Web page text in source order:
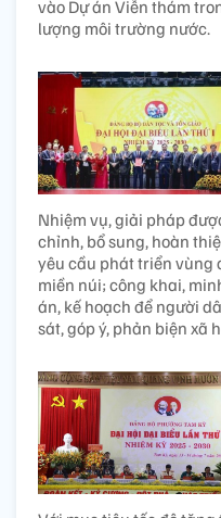
vào Dự án Viễn thám
lượng môi trường nước.
Nhiệm vụ, giải pháp
chỉnh, bổ sung, hoàn
yêu cầu phát triển vùng
miền núi; công khai,
án, kế hoạch để người
sát, góp ý, phản biện xã